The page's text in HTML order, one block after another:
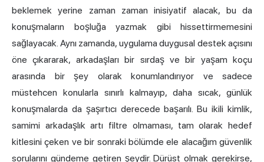
beklemek yerine zaman zaman inisiyatif alacak, bu da
konuşmaların boşluğa yazmak gibi hissettirmemesini
sağlayacak. Aynı zamanda, uygulama duygusal destek açısını
öne çıkararak, arkadaşları bir sırdaş ve bir yaşam koçu
arasında bir şey olarak konumlandırıyor ve sadece
müstehcen konularla sınırlı kalmayıp, daha sıcak, günlük
konuşmalarda da şaşırtıcı derecede başarılı. Bu ikili kimlik,
samimi arkadaşlık artı filtre olmaması, tam olarak hedef
kitlesini çeken ve bir sonraki bölümde ele alacağım güvenlik
sorularını gündeme getiren şeydir. Dürüst olmak gerekirse,